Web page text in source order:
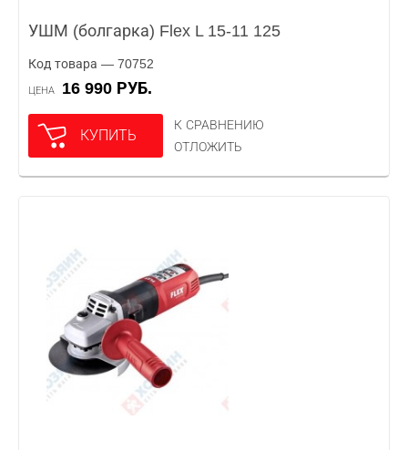
УШМ (болгарка) Flex L 15-11 125
Код товара — 70752
ЦЕНА 16 990 РУБ.
КУПИТЬ
К СРАВНЕНИЮ
ОТЛОЖИТЬ